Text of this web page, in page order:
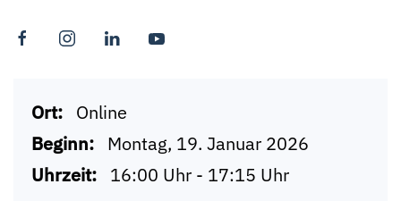
Ort: Online
Beginn: Montag, 19. Januar 2026
Uhrzeit: 16:00 Uhr - 17:15 Uhr